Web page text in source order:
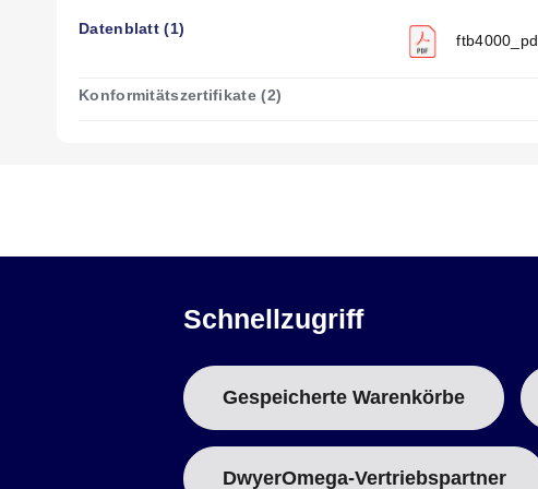
Datenblatt (1)
Konformitätszertifikate (2)
Schnellzugriff
Gespeicherte Warenkörbe
DwyerOmega-Vertriebspartner